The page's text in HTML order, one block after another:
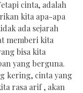
cinta, adalah
kita apa-apa
ada sejarah
memberi kita
bisa kita
yang berguna.
kering, cinta yang
rasa arif , akan